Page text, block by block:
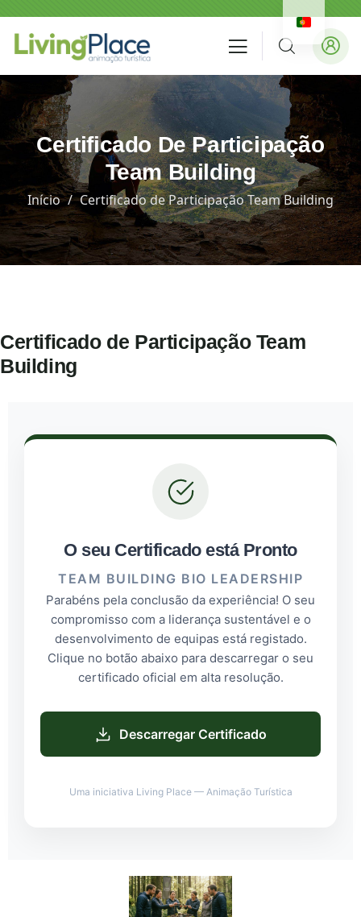
Certificado De Participação
Team Building
Início Certificado de Participação Team Building
Certificado de Participação Team
Building
O seu Certificado está Pronto
TEAM BUILDING BIO LEADERSHIP
Parabéns pela conclusão da experiência! O seu
compromisso com a liderança sustentável e o
desenvolvimento de equipas está registado.
Clique no botão abaixo para descarregar o seu
certificado oficial em alta resolução.
Descarregar Certificado
Uma iniciativa Living Place — Animação Turística